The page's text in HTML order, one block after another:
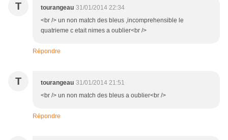
T tourangeau 31/01/2014 22:34
<br /> un non match des bleus ,incomprehensible le
quatrieme c etait nimes a oublier<br />
Répondre
T tourangeau 31/01/2014 21:51
<br /> un non match des bleus a oublier<br />
Répondre